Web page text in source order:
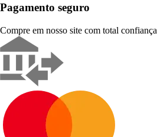
Pagamento seguro
Compre em nosso site com total confiança